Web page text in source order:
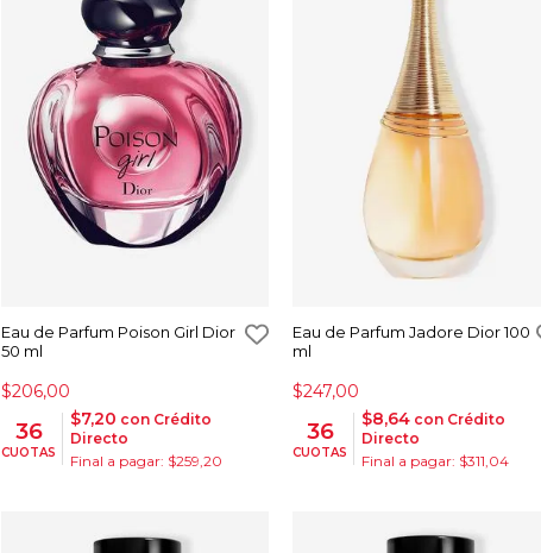
Eau de Parfum Poison Girl Dior
50 ml
$206,00
36
CUOTAS
$7,20 con Crédito
Directo
Final a pagar: $259,20
Eau de Parfum Jadore Dior 100
ml
$247,00
36
CUOTAS
$8,64 con Crédito
Directo
Final a pagar: $311,04